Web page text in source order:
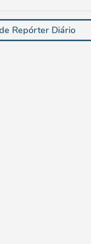
Repórter Diário